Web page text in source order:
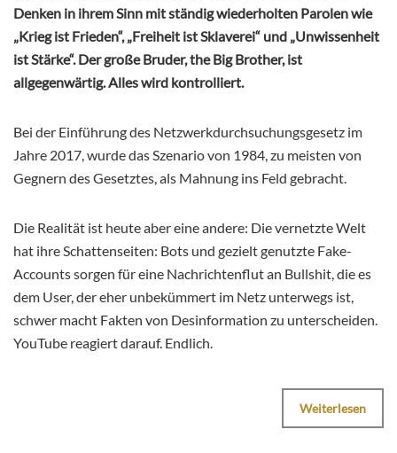
Denken in ihrem Sinn mit ständig wiederholten Parolen wie
„Krieg ist Frieden“, „Freiheit ist Sklaverei“ und „Unwissenheit
ist Stärke“. Der große Bruder, the Big Brother, ist
allgegenwärtig. Alles wird kontrolliert.
Bei der Einführung des Netzwerkdurchsuchungsgesetz im
Jahre 2017, wurde das Szenario von 1984, zu meisten von
Gegnern des Gesetztes, als Mahnung ins Feld gebracht.
Die Realität ist heute aber eine andere: Die vernetzte Welt
hat ihre Schattenseiten: Bots und gezielt genutzte Fake-
Accounts sorgen für eine Nachrichtenflut an Bullshit, die es
dem User, der eher unbekümmert im Netz unterwegs ist,
schwer macht Fakten von Desinformation zu unterscheiden.
YouTube reagiert darauf. Endlich.
Weiterlesen